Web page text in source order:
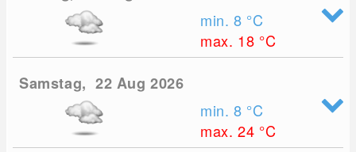
min. 8 °C
max. 18 °C
Samstag, 22 Aug 2026
min. 8 °C
max. 24 °C